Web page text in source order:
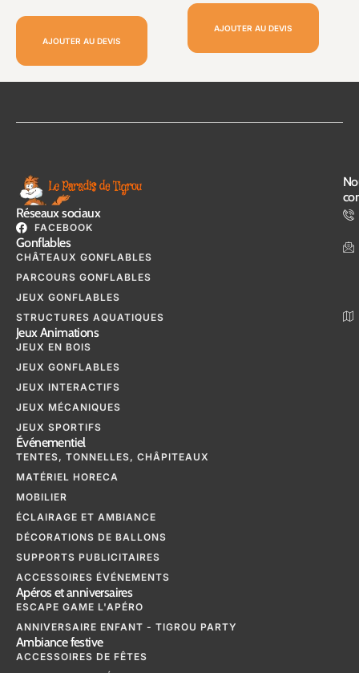
AJOUTER AU DEVIS
AJOUTER AU DEVIS
Réseaux sociaux
FACEBOOK
Gonflables
CHÂTEAUX GONFLABLES
PARCOURS GONFLABLES
JEUX GONFLABLES
STRUCTURES AQUATIQUES
Jeux Animations
JEUX EN BOIS
JEUX GONFLABLES
JEUX INTERACTIFS
JEUX MÉCANIQUES
JEUX SPORTIFS
Événementiel
TENTES, TONNELLES, CHÂPITEAUX
MATÉRIEL HORECA
MOBILIER
ÉCLAIRAGE ET AMBIANCE
DÉCORATIONS DE BALLONS
SUPPORTS PUBLICITAIRES
ACCESSOIRES ÉVÉNEMENTS
Apéros et anniversaires
ESCAPE GAME L'APÉRO
ANNIVERSAIRE ENFANT - TIGROU PARTY
Ambiance festive
ACCESSOIRES DE FÊTES